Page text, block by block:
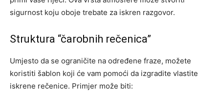
sigurnost koju oboje trebate za iskren razgovor.
Struktura “čarobnih rečenica”
Umjesto da se ograničite na određene fraze, možete
koristiti šablon koji će vam pomoći da izgradite vlastite
iskrene rečenice. Primjer može biti: